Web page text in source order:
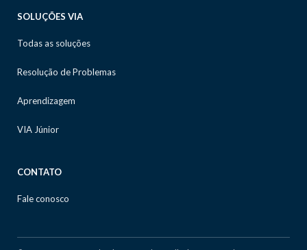
SOLUÇÕES VIA
Todas as soluções
Resolução de Problemas
Aprendizagem
VIA Júnior
CONTATO
Fale conosco